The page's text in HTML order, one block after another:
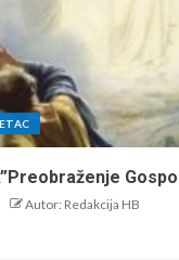
Autor: Redakcija HB